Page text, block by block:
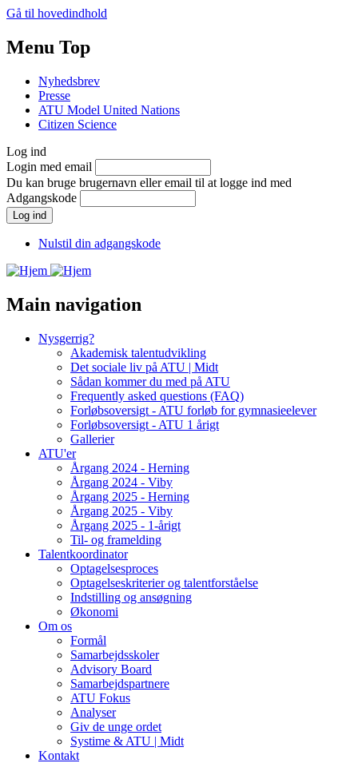
Gå til hovedindhold
Menu Top
Nyhedsbrev
Presse
ATU Model United Nations
Citizen Science
Log ind
Login med email
Du kan bruge brugernavn eller email til at logge ind med
Adgangskode
Nulstil din adgangskode
Main navigation
Nysgerrig?
Akademisk talentudvikling
Det sociale liv på ATU | Midt
Sådan kommer du med på ATU
Frequently asked questions (FAQ)
Forløbsoversigt - ATU forløb for gymnasieelever
Forløbsoversigt - ATU 1 årigt
Gallerier
ATU'er
Årgang 2024 - Herning
Årgang 2024 - Viby
Årgang 2025 - Herning
Årgang 2025 - Viby
Årgang 2025 - 1-årigt
Til- og framelding
Talentkoordinator
Optagelsesproces
Optagelseskriterier og talentforståelse
Indstilling og ansøgning
Økonomi
Om os
Formål
Samarbejdsskoler
Advisory Board
Samarbejdspartnere
ATU Fokus
Analyser
Giv de unge ordet
Systime & ATU | Midt
Kontakt